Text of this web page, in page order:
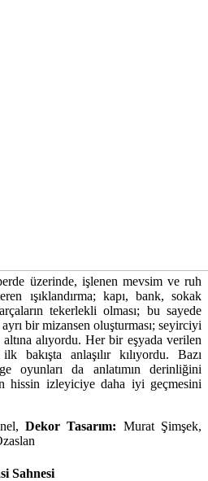
üzerinde, işlenen mevsim ve ruh
ışıklandırma; kapı, bank, sokak
tekerlekli olması; bu sayede
bir mizansen oluşturması; seyirciyi
alıyordu. Her bir eşyada verilen
bakışta anlaşılır kılıyordu. Bazı
oyunları da anlatımın derinliğini
hissin izleyiciye daha iyi geçmesini
,Dekor Tasarım: Murat Şimşek,
Sahnesi